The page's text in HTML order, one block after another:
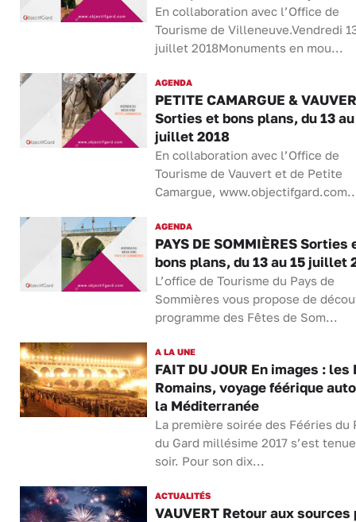
En collaboration avec l’Office de
Tourisme de Villeneuve.Vendredi
juillet 2018Monuments en mou...
AGENDA
PETITE CAMARGUE &
Sorties et bons plans, du 13 au
juillet 2018
En collaboration avec l’Office de
Tourisme de Vauvert et de Petite
Camargue,
AGENDA
PAYS DE SOMMIÈRES Sorties
bons plans, du 13 au 15 juillet
L’office de Tourisme du Pays de
Sommières vous propose de
programme des Fêtes de Som...
A LA UNE
FAIT DU JOUR En images : les
Romains, voyage féérique
la Méditerranée
La première soirée des Fééries du
du Gard millésime 2017 s’est
soir. Pour son dix...
ACTUALITÉS
VAUVERT Retour aux sources